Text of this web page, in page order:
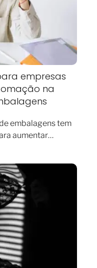
empresas
na
embalagens tem
aumentar…